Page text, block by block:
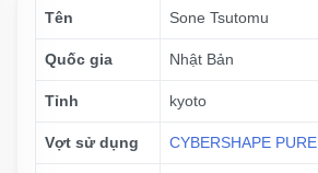
Tên Sone Tsutomu
Quốc gia Nhật Bản
Tỉnh kyoto
Vợt sử dụng CYBERSHAPE PURE